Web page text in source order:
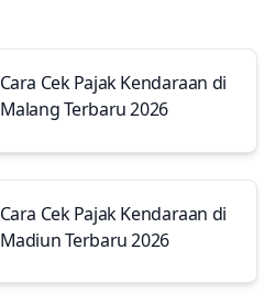
Cara Cek Pajak Kendaraan di
Malang Terbaru 2026
Cara Cek Pajak Kendaraan di
Madiun Terbaru 2026